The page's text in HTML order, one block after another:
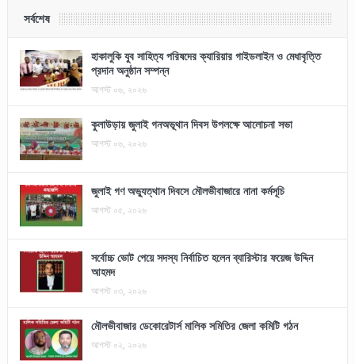
সর্বশেষ
হাকালুকি যুব সাহিত্য পরিষদের ক্যারিয়ার গাইডলাইন ও মেধাবৃত্তি
প্রদান অনুষ্ঠান সম্পন্ন
আগস্ট ০৬, ২০২৬
কুলাউড়ায় জুলাই গনঅভূথান দিবস উপলক্ষে আলোচনা সভা
আগস্ট ০৬, ২০২৬
জুলাই গণ অভ্যুত্থান দিবসে মৌলভীবাজারে নানা কর্মসূচি
আগস্ট ০৫, ২০২৬
সর্বোচ্চ ভোট পেয়ে সদস্য নির্বাচিত হলেন ব্যারিস্টার ফয়েজ উদ্দিন
আহমদ
আগস্ট ০৩, ২০২৬
মৌলভীবাজার ডেকোরেটার্স মালিক সমিতির জেলা কমিটি গঠন
আগস্ট ০২, ২০২৬